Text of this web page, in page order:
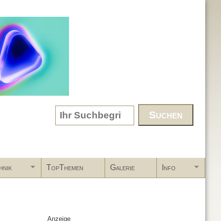
Search form
TopThemen Galerie Info
Anzeige